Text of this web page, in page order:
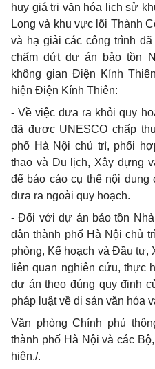
huy giá trị văn hóa lịch sử
Long và khu vực lõi Thành
và hạ giải các công trình
chấm dứt dự án bảo tồn
không gian Điện Kính
hiện Điện Kính Thiên:
- Về việc đưa ra khỏi quy
đã được UNESCO chấp
phố Hà Nội chủ trì, phối
thao và Du lịch, Xây dựng
để báo cáo cụ thể nội dung
đưa ra ngoài quy hoạch.
- Đối với dự án bảo tồn
dân thành phố Hà Nội chủ
phòng, Kế hoạch và Đầu tư,
liên quan nghiên cứu, thực
dự án theo đúng quy định
pháp luật về di sản văn hóa
Văn phòng Chính phủ
thành phố Hà Nội và các
hiện./.